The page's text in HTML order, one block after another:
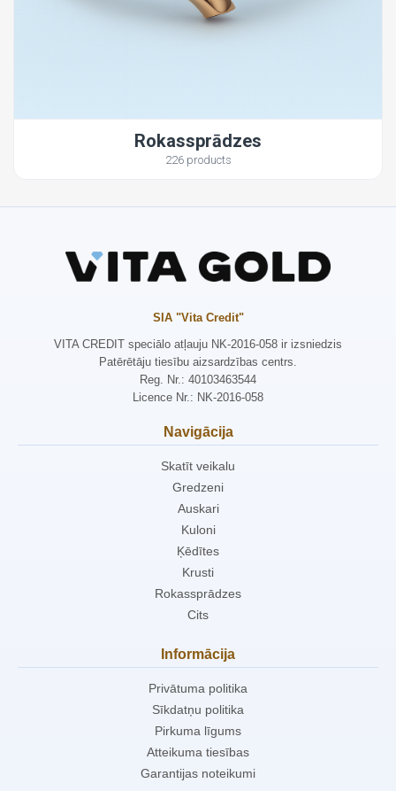
Rokassprādzes
226 products
SIA "Vita Credit"
VITA CREDIT speciālo atļauju NK-2016-058 ir izsniedzis
Patērētāju tiesību aizsardzības centrs.
Reg. Nr.: 40103463544
Licence Nr.: NK-2016-058
Navigācija
Skatīt veikalu
Gredzeni
Auskari
Kuloni
Ķēdītes
Krusti
Rokassprādzes
Cits
Informācija
Privātuma politika
Sīkdatņu politika
Pirkuma līgums
Atteikuma tiesības
Garantijas noteikumi